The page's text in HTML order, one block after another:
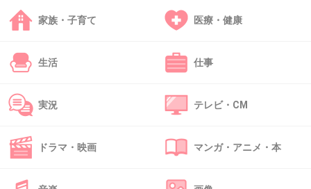
二世にはうんざりだけど
イケメンで実力があればいいんじゃない
+39
40. 匿名
一般人ならイケメンかもだけど芸能人ならイケ
メンで売るのは無理がある
家族・子育て 医療・健康
生活 仕事
実況 テレビ・CM
ドラマ・映画 マンガ・アニメ・本